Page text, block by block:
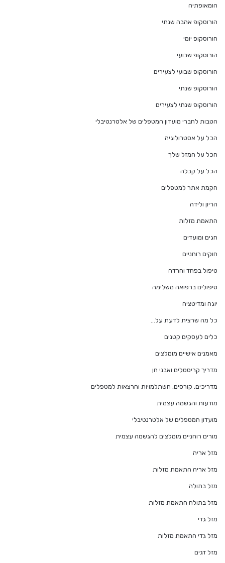
הומאופתיה
הורוסקופ אהבה שנתי
הורוסקופ יומי
הורוסקופ שבועי
הורוסקופ שבועי לצעירים
הורוסקופ שנתי
הורוסקופ שנתי לצעירים
הטבות לחברי מועדון המטפלים של אלטרנטיבלי
הכל על אסטרולוגיה
הכל על המזל שלך
הכל על קבלה
הקמת אתר למטפלים
הריון ולידה
התאמת מזלות
חגים ומועדים
חוקים רוחניים
טיפול בפחד וחרדה
טיפולים ברפואה משלימה
יוגה ומדיטציה
כל מה שרצית לדעת על…
כלים לעסקים קטנים
מאמנים אישיים מומלצים
מדריך קריסטלים ואבני חן
מדריכים, קורסים, השתלמויות והרצאות למטפלים
מודעות והגשמה עצמית
מועדון המטפלים של אלטרנטיבלי
מורים רוחניים מומלצים להגשמה עצמית
מזל אריה
מזל אריה התאמת מזלות
מזל בתולה
מזל בתולה התאמת מזלות
מזל גדי
מזל גדי התאמת מזלות
מזל דגים